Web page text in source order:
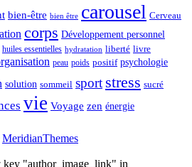
bien-être bien être carousel Cerveau
corps Développement personnel
huiles essentielles hydratation liberté livre
peau poids positif psychologie
solution sommeil sport stress sucré
vie Voyage zen énergie
MeridianThemes
key "author_image_link" in